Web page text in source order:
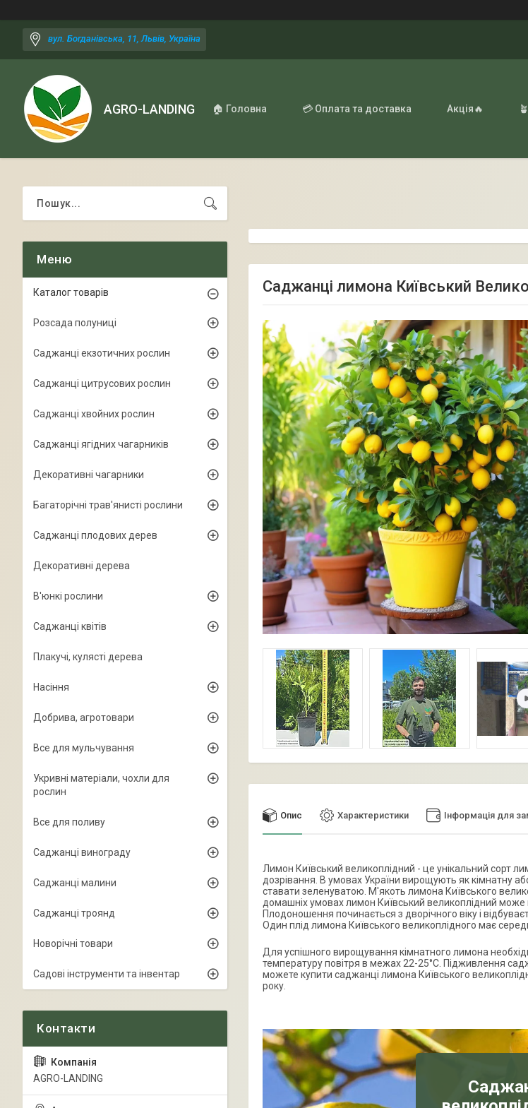
вул. Богданівська, 11, Львів, Україна
AGRO-LANDING 🏠 Головна 💳 Оплата та доставка Акція🔥
Саджанці лимона Київський
Опис Характеристики Інформація для
Лимон Київський великоплідний - це унікальний сорт
дозрівання. В умовах України вирощують як кімнатну
ставати зеленуватою. М'якоть лимона Київського
домашніх умовах лимон Київський великоплідний
Плодоношення починається з дворічного віку і
Один плід лимона Київського великоплідного має
Для успішного вирощування кімнатного лимона
температуру повітря в межах 22-25°C. Підживлення
можете купити саджанці лимона Київського
року.
Каталог товарів
Розсада полуниці
Саджанці екзотичних рослин
Саджанці цитрусових рослин
Саджанці хвойних рослин
Саджанці ягідних чагарників
Декоративні чагарники
Багаторічні трав'янисті рослини
Саджанці плодових дерев
Декоративні дерева
В'юнкі рослини
Саджанці квітів
Плакучі, кулясті дерева
Насіння
Добрива, агротовари
Все для мульчування
Укривні матеріали, чохли для
рослин
Все для поливу
Саджанці винограду
Саджанці малини
Саджанці троянд
Новорічні товари
Садові інструменти та інвентар
AGRO-LANDING